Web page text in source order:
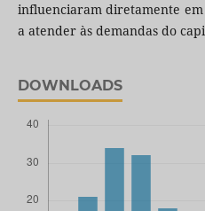
influenciaram diretamente em
a atender às demandas do
DOWNLOADS